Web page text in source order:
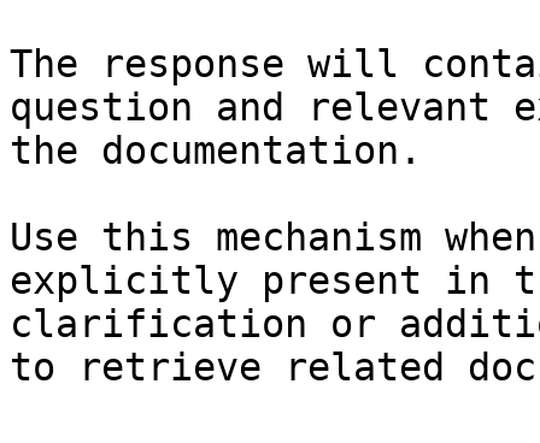
The response will
question and relevant
the documentation.
Use this mechanism
explicitly present in
clarification or